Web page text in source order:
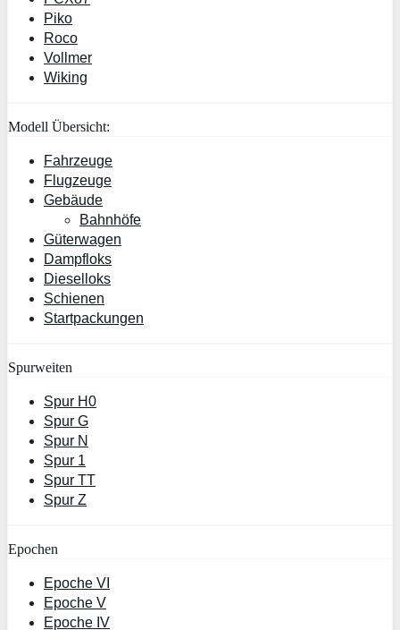
Piko
Roco
Vollmer
Wiking
Modell Übersicht:
Fahrzeuge
Flugzeuge
Gebäude
Bahnhöfe
Güterwagen
Dampfloks
Dieselloks
Schienen
Startpackungen
Spurweiten
Spur H0
Spur G
Spur N
Spur 1
Spur TT
Spur Z
Epochen
Epoche VI
Epoche V
Epoche IV